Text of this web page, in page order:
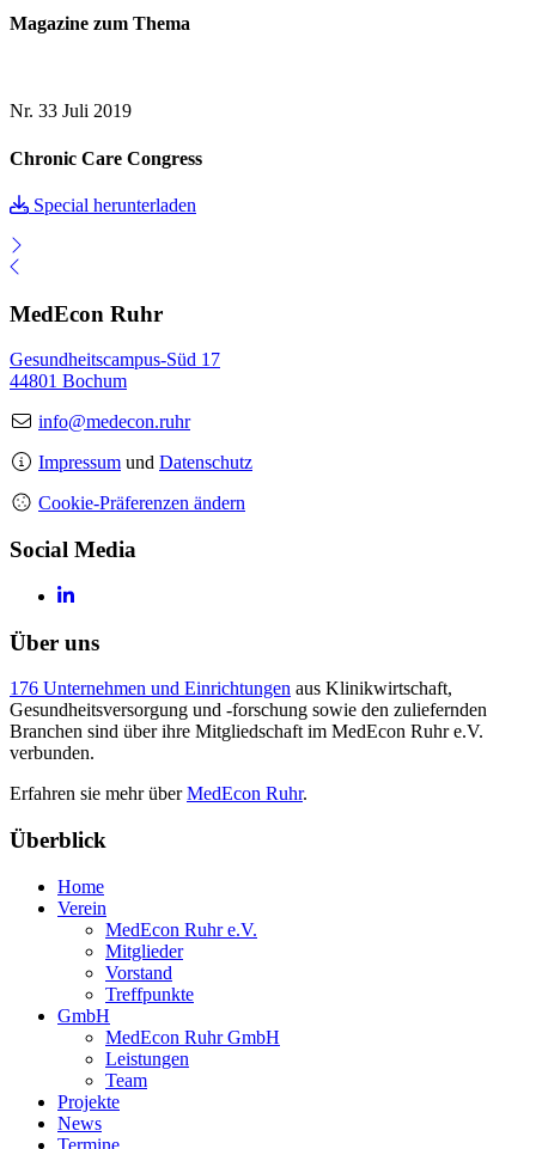
Magazine zum Thema
Nr. 33 Juli 2019
Chronic Care Congress
Special herunterladen
MedEcon Ruhr
Gesundheitscampus-Süd 17
44801 Bochum
info@medecon.ruhr
Impressum und Datenschutz
Cookie-Präferenzen ändern
Social Media
Über uns
176 Unternehmen und Einrichtungen aus Klinikwirtschaft,
Gesundheitsversorgung und -forschung sowie den zuliefernden
Branchen sind über ihre Mitgliedschaft im MedEcon Ruhr e.V.
verbunden.
Erfahren sie mehr überMedEcon Ruhr.
Überblick
Home
Verein
MedEcon Ruhr e.V.
Mitglieder
Vorstand
Treffpunkte
GmbH
MedEcon Ruhr GmbH
Leistungen
Team
Projekte
News
Termine